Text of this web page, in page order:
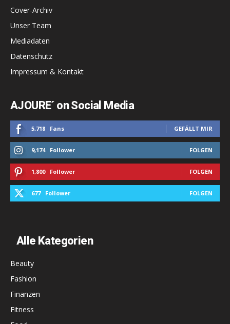
Cover-Archiv
Unser Team
Mediadaten
Datenschutz
Impressum & Kontakt
AJOURE´ on Social Media
5,718 Fans GEFÄLLT MIR
9,174 Follower FOLGEN
1,800 Follower FOLGEN
677 Follower FOLGEN
Alle Kategorien
Beauty
Fashion
Finanzen
Fitness